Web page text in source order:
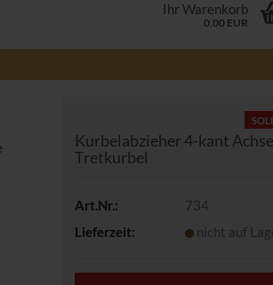
Ihr Warenkorb
0,00 EUR
Kurbelabzieher 4-kant Achse
Tretkurbel
Art.Nr.:
734
Lieferzeit:
nicht auf